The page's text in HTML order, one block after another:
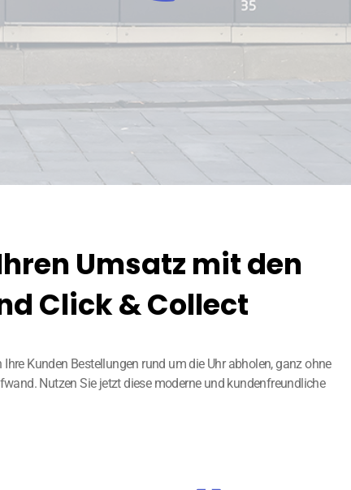
Umsatz mit den
Click & Collect
Kunden Bestellungen rund um die Uhr abholen, ganz ohne
Nutzen Sie jetzt diese moderne und kundenfreundliche